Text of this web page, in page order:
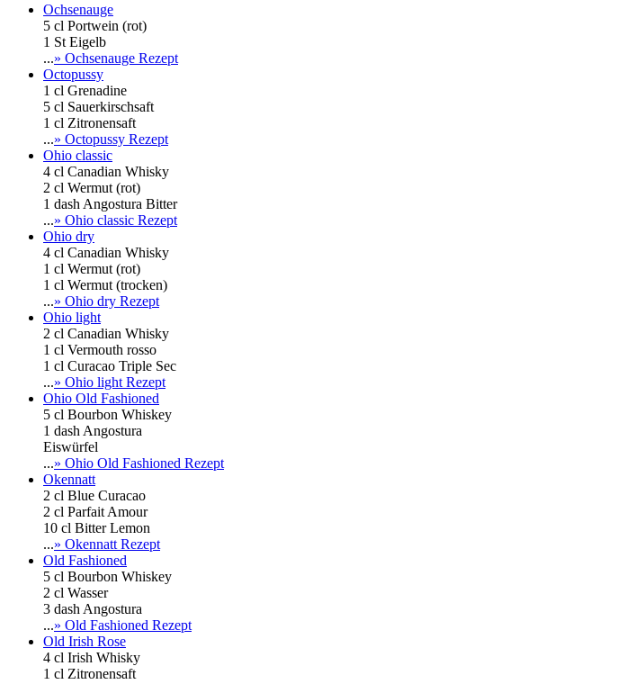
Ochsenauge
5 cl Portwein (rot)
1 St Eigelb
...» Ochsenauge Rezept
Octopussy
1 cl Grenadine
5 cl Sauerkirschsaft
1 cl Zitronensaft
...» Octopussy Rezept
Ohio classic
4 cl Canadian Whisky
2 cl Wermut (rot)
1 dash Angostura Bitter
...» Ohio classic Rezept
Ohio dry
4 cl Canadian Whisky
1 cl Wermut (rot)
1 cl Wermut (trocken)
...» Ohio dry Rezept
Ohio light
2 cl Canadian Whisky
1 cl Vermouth rosso
1 cl Curacao Triple Sec
...» Ohio light Rezept
Ohio Old Fashioned
5 cl Bourbon Whiskey
1 dash Angostura
Eiswürfel
...» Ohio Old Fashioned Rezept
Okennatt
2 cl Blue Curacao
2 cl Parfait Amour
10 cl Bitter Lemon
...» Okennatt Rezept
Old Fashioned
5 cl Bourbon Whiskey
2 cl Wasser
3 dash Angostura
...» Old Fashioned Rezept
Old Irish Rose
4 cl Irish Whisky
1 cl Zitronensaft